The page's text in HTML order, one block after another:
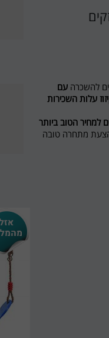
להשכרה עם
עלות השכירות
למחיר הטוב ביותר
מתחרה טובה